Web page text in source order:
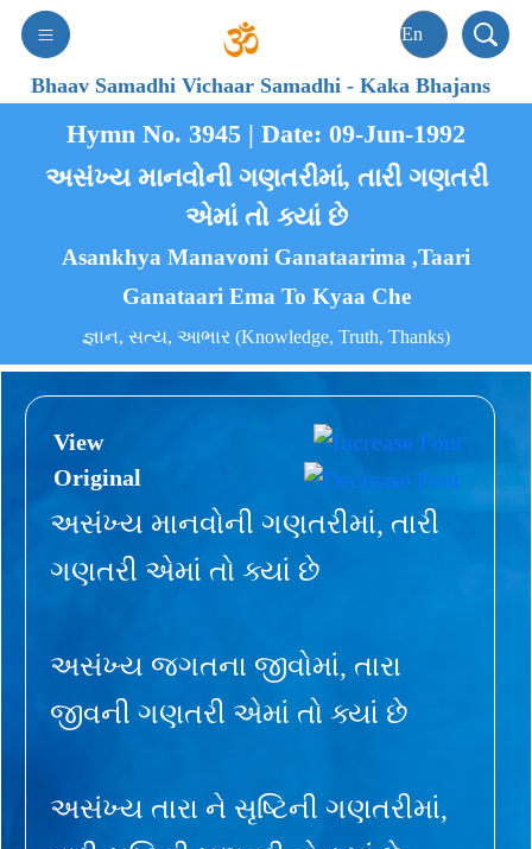
Bhaav Samadhi Vichaar Samadhi-Kaka Bhajans
Hymn No. 3945 | Date: 09-Jun-1992
અસંખ્ય માનવોની ગણતરીમાં, તારી ગણતરી
એમાં તો ક્યાં છે
Asankhya Manavoni Ganataarima ,Taari
Ganataari Ema To Kyaa Che
જ્ઞાન, સત્ય, આભાર (Knowledge, Truth, Thanks)
View
Original
અસંખ્ય માનવોની ગણતરીમાં, તારી
ગણતરી એમાં તો ક્યાં છે
અસંખ્ય જગતના જીવોમાં, તારા
જીવની ગણતરી એમાં તો ક્યાં છે
અસંખ્ય તારા ને સૃષ્ટિની ગણતરીમાં,